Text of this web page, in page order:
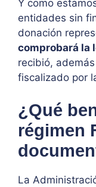
Y como
entidades sin
donación
comprobará la
recibió,
fiscalizado por
¿Qué
régimen
La